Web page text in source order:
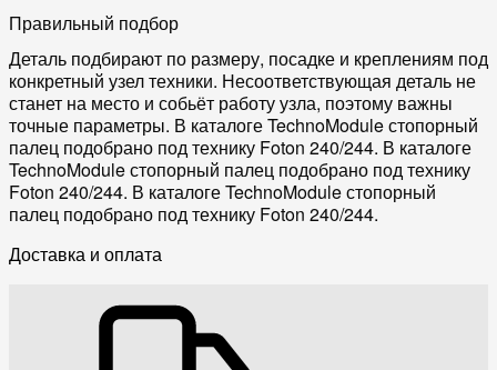
Правильный подбор
Деталь подбирают по размеру, посадке и креплениям под
конкретный узел техники. Несоответствующая деталь не
станет на место и собьёт работу узла, поэтому важны
точные параметры. В каталоге TechnoModule стопорный
палец подобрано под технику Foton 240/244. В каталоге
TechnoModule стопорный палец подобрано под технику
Foton 240/244. В каталоге TechnoModule стопорный
палец подобрано под технику Foton 240/244.
Доставка и оплата